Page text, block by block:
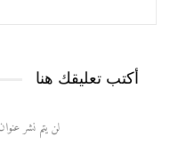
أكتب تعليقك هنا
لن يتم نشر